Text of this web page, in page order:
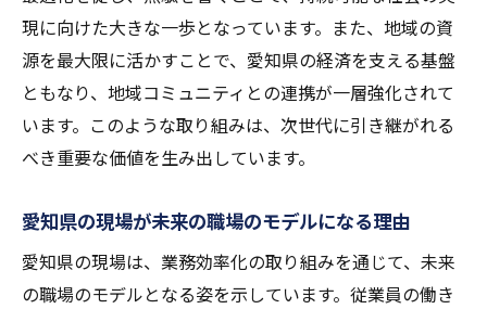
愛知県の現場で試行される革新技術の数々
未来の現場を支える技術と人材の育成
愛知県の現場における技術導入の成功事例
先進技術が描く愛知県の現場の未来図
現に向けた大きな一歩となっています。また、地域の資
源を最大限に活かすことで、愛知県の経済を支える基盤
ともなり、地域コミュニティとの連携が一層強化されて
います。このような取り組みは、次世代に引き継がれる
べき重要な価値を生み出しています。
愛知県の現場が未来の職場のモデルになる理由
愛知県の現場は、業務効率化の取り組みを通じて、未来
の職場のモデルとなる姿を示しています。従業員の働き